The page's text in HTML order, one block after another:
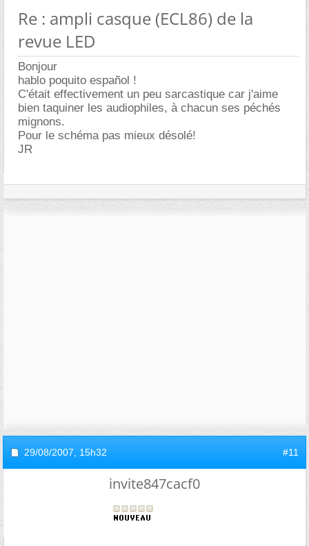
Re : ampli casque (ECL86) de la
revue LED
Bonjour
hablo poquito español !
C'était effectivement un peu sarcastique car j'aime
bien taquiner les audiophiles, à chacun ses péchés
mignons.
Pour le schéma pas mieux désolé!
JR
29/08/2007, 15h32 #11
invite847cacf0